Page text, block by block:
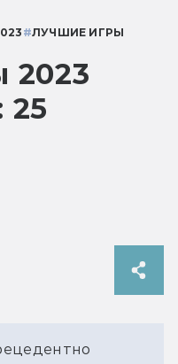
#ЛУЧШИЕ ИГРЫ
2023
25